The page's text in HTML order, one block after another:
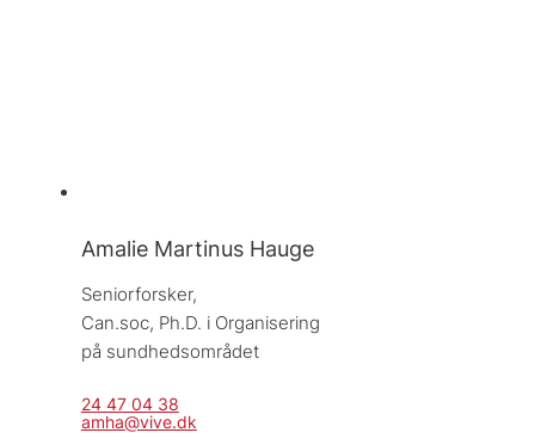
Amalie Martinus Hauge
Seniorforsker,
Can.soc, Ph.D. i Organisering
på sundhedsområdet
24 47 04 38
amha@vive.dk